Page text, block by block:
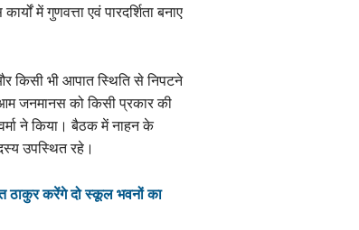
में गुणवत्ता एवं पारदर्शिता बनाए
किसी भी आपात स्थिति से निपटने
जनमानस को किसी प्रकार की
ने किया। बैठक में नाहन के
उपस्थित रहे।
ठाकुर करेंगे दो स्कूल भवनों का